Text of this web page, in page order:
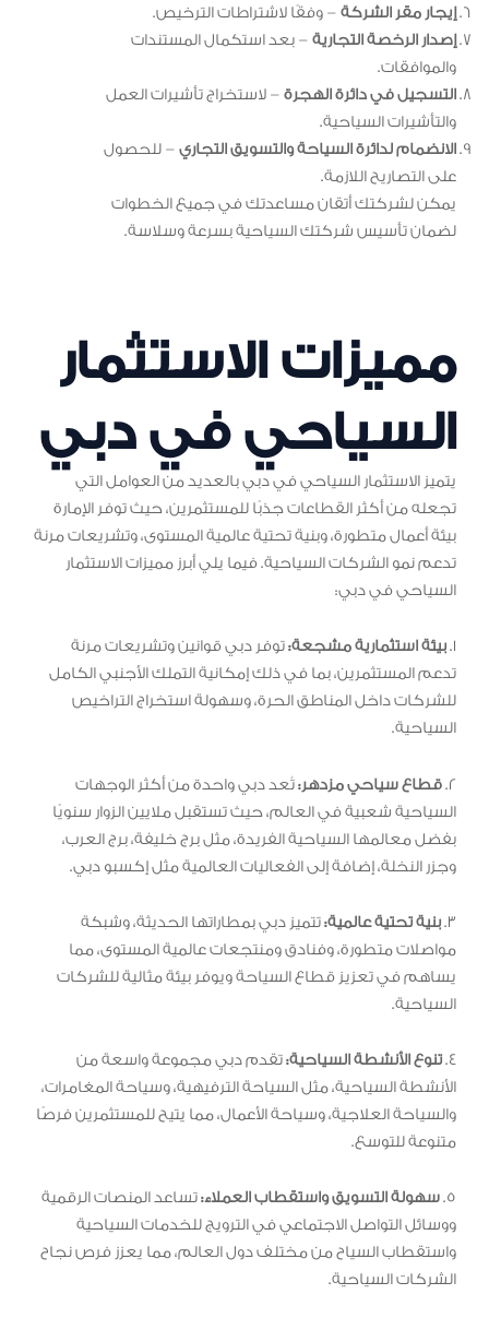
إيجار مقر الشركة – وفقًا لاشتراطات الترخيص.
إصدار الرخصة التجارية – بعد استكمال المستندات
والموافقات.
التسجيل في دائرة الهجرة – لاستخراج تأشيرات العمل
والتأشيرات السياحية.
الانضمام لدائرة السياحة والتسويق التجاري – للحصول
على التصاريح اللازمة.
يمكن لشركتك أتقان مساعدتك في جميع الخطوات
لضمان تأسيس شركتك السياحية بسرعة وسلاسة.
مميزات الاستثمار
السياحي في دبي
يتميز الاستثمار السياحي في دبي بالعديد من العوامل التي
تجعله من أكثر القطاعات جذبًا للمستثمرين، حيث توفر الإمارة
بيئة أعمال متطورة، وبنية تحتية عالمية المستوى، وتشريعات مرنة
تدعم نمو الشركات السياحية. فيما يلي أبرز مميزات الاستثمار
السياحي في دبي:
1. بيئة استثمارية مشجعة:توفر دبي قوانين وتشريعات مرنة
تدعم المستثمرين، بما في ذلك إمكانية التملك الأجنبي الكامل
للشركات داخل المناطق الحرة، وسهولة استخراج التراخيص
السياحية.
2. قطاع سياحي مزدهر:تُعد دبي واحدة من أكثر الوجهات
السياحية شعبية في العالم، حيث تستقبل ملايين الزوار سنويًا
بفضل معالمها السياحية الفريدة، مثل برج خليفة، برج العرب،
وجزر النخلة، إضافة إلى الفعاليات العالمية مثل إكسبو دبي.
3. بنية تحتية عالمية:تتميز دبي بمطاراتها الحديثة، وشبكة
مواصلات متطورة، وفنادق ومنتجعات عالمية المستوى، مما
يساهم في تعزيز قطاع السياحة ويوفر بيئة مثالية للشركات
السياحية.
4. تنوع الأنشطة السياحية:تقدم دبي مجموعة واسعة من
الأنشطة السياحية، مثل السياحة الترفيهية، وسياحة المغامرات،
والسياحة العلاجية، وسياحة الأعمال، مما يتيح للمستثمرين فرصًا
متنوعة للتوسع.
5. سهولة التسويق واستقطاب العملاء:تساعد المنصات الرقمية
ووسائل التواصل الاجتماعي في الترويج للخدمات السياحية
واستقطاب السياح من مختلف دول العالم، مما يعزز فرص نجاح
الشركات السياحية.